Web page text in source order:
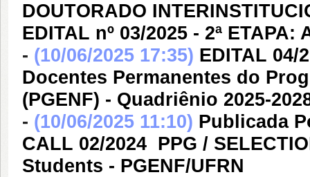
DOUTORADO
EDITAL nº 03/2025 - 2ª
- (10/06/2025 17:35) EDITAL 04/
Docentes Permanentes do
(PGENF) - Quadriênio 2025-
- (10/06/2025 11:10) Publicada
CALL 02/2024  PPG /
Students - PGENF/UFRN